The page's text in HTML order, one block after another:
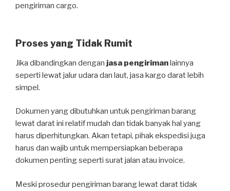
pengiriman cargo.
Proses yang Tidak Rumit
Jika dibandingkan dengan jasa pengirimanlainnya
seperti lewat jalur udara dan laut, jasa kargo darat lebih
simpel.
Dokumen yang dibutuhkan untuk pengiriman barang
lewat darat ini relatif mudah dan tidak banyak hal yang
harus diperhitungkan. Akan tetapi, pihak ekspedisi juga
harus dan wajib untuk mempersiapkan beberapa
dokumen penting seperti surat jalan atau invoice.
Meski prosedur pengiriman barang lewat darat tidak